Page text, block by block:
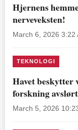
Hjernens
nerveveksten!
March 6, 2026 3:22
TEKNOLOGI
Havet beskytter
forskning avslørt
March 5, 2026